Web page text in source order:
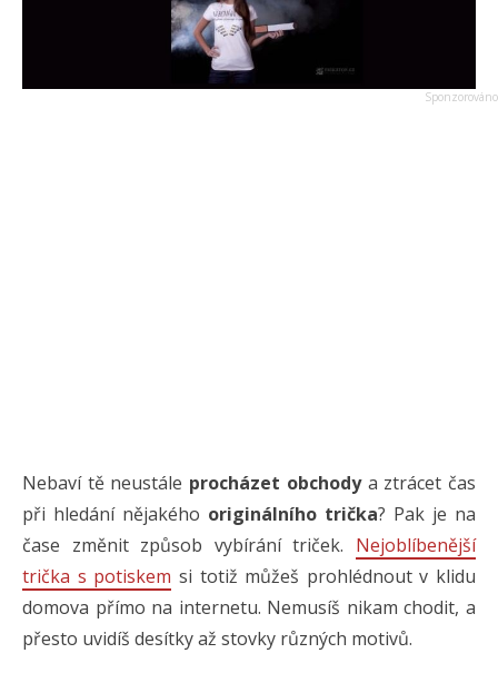
Nebaví tě neustále procházet obchodya ztrácet čas
při hledání nějakého originálního trička? Pak je na
čase změnit způsob vybírání triček. Nejoblíbenější
trička s potiskem si totiž můžeš prohlédnout v klidu
domova přímo na internetu. Nemusíš nikam chodit, a
přesto uvidíš desítky až stovky různých motivů.